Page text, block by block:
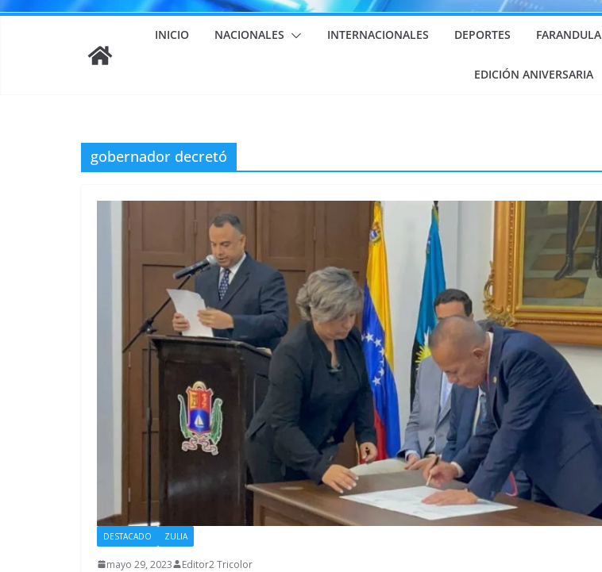
INICIO NACIONALES INTERNACIONALES DEPORTES FARANDULA
EDICIÓN ANIVERSARIA
gobernador decretó
DESTACADO ZULIA
mayo 29, 2023 Editor2 Tricolor